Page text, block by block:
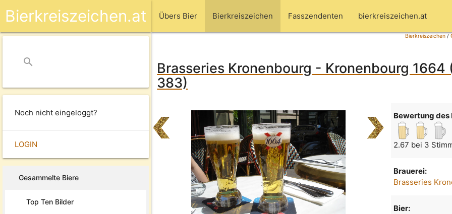
Übers Bier Bierkreiszeichen Fasszendenten bierkreiszeichen.at
Bierkreiszeichen.at
search
Noch nicht eingeloggt?
LOGIN
Gesammelte Biere
Top Ten Bilder
Bierkreiszeichen/
Brasseries Kronenbourg - Kronenbourg 1664
383)
Bewertung des
2.67 bei 3
Brauerei:
Brasseries
Bier: